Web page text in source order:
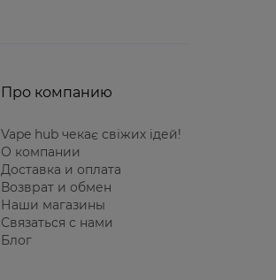
Про компанию
Vape hub чекає свіжих ідей!
О компании
Доставка и оплата
Возврат и обмен
Наши магазины
Связаться с нами
Блог